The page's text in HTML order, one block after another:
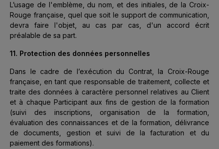
L’usage de l'emblème, du nom, et des initiales, de la Croix-
Rouge française, quel que soit le support de communication,
devra faire l'objet, au cas par cas, d'un accord écrit
préalable de sa part.
11. Protection des données personnelles
Dans le cadre de l’exécution du Contrat, la Croix-Rouge
française, en tant que responsable de traitement, collecte et
traite des données à caractère personnel relatives au Client
et à chaque Participant aux fins de gestion de la formation
(suivi des inscriptions, organisation de la formation,
évaluation des connaissances et de la formation, délivrance
de documents, gestion et suivi de la facturation et du
paiement des formations).